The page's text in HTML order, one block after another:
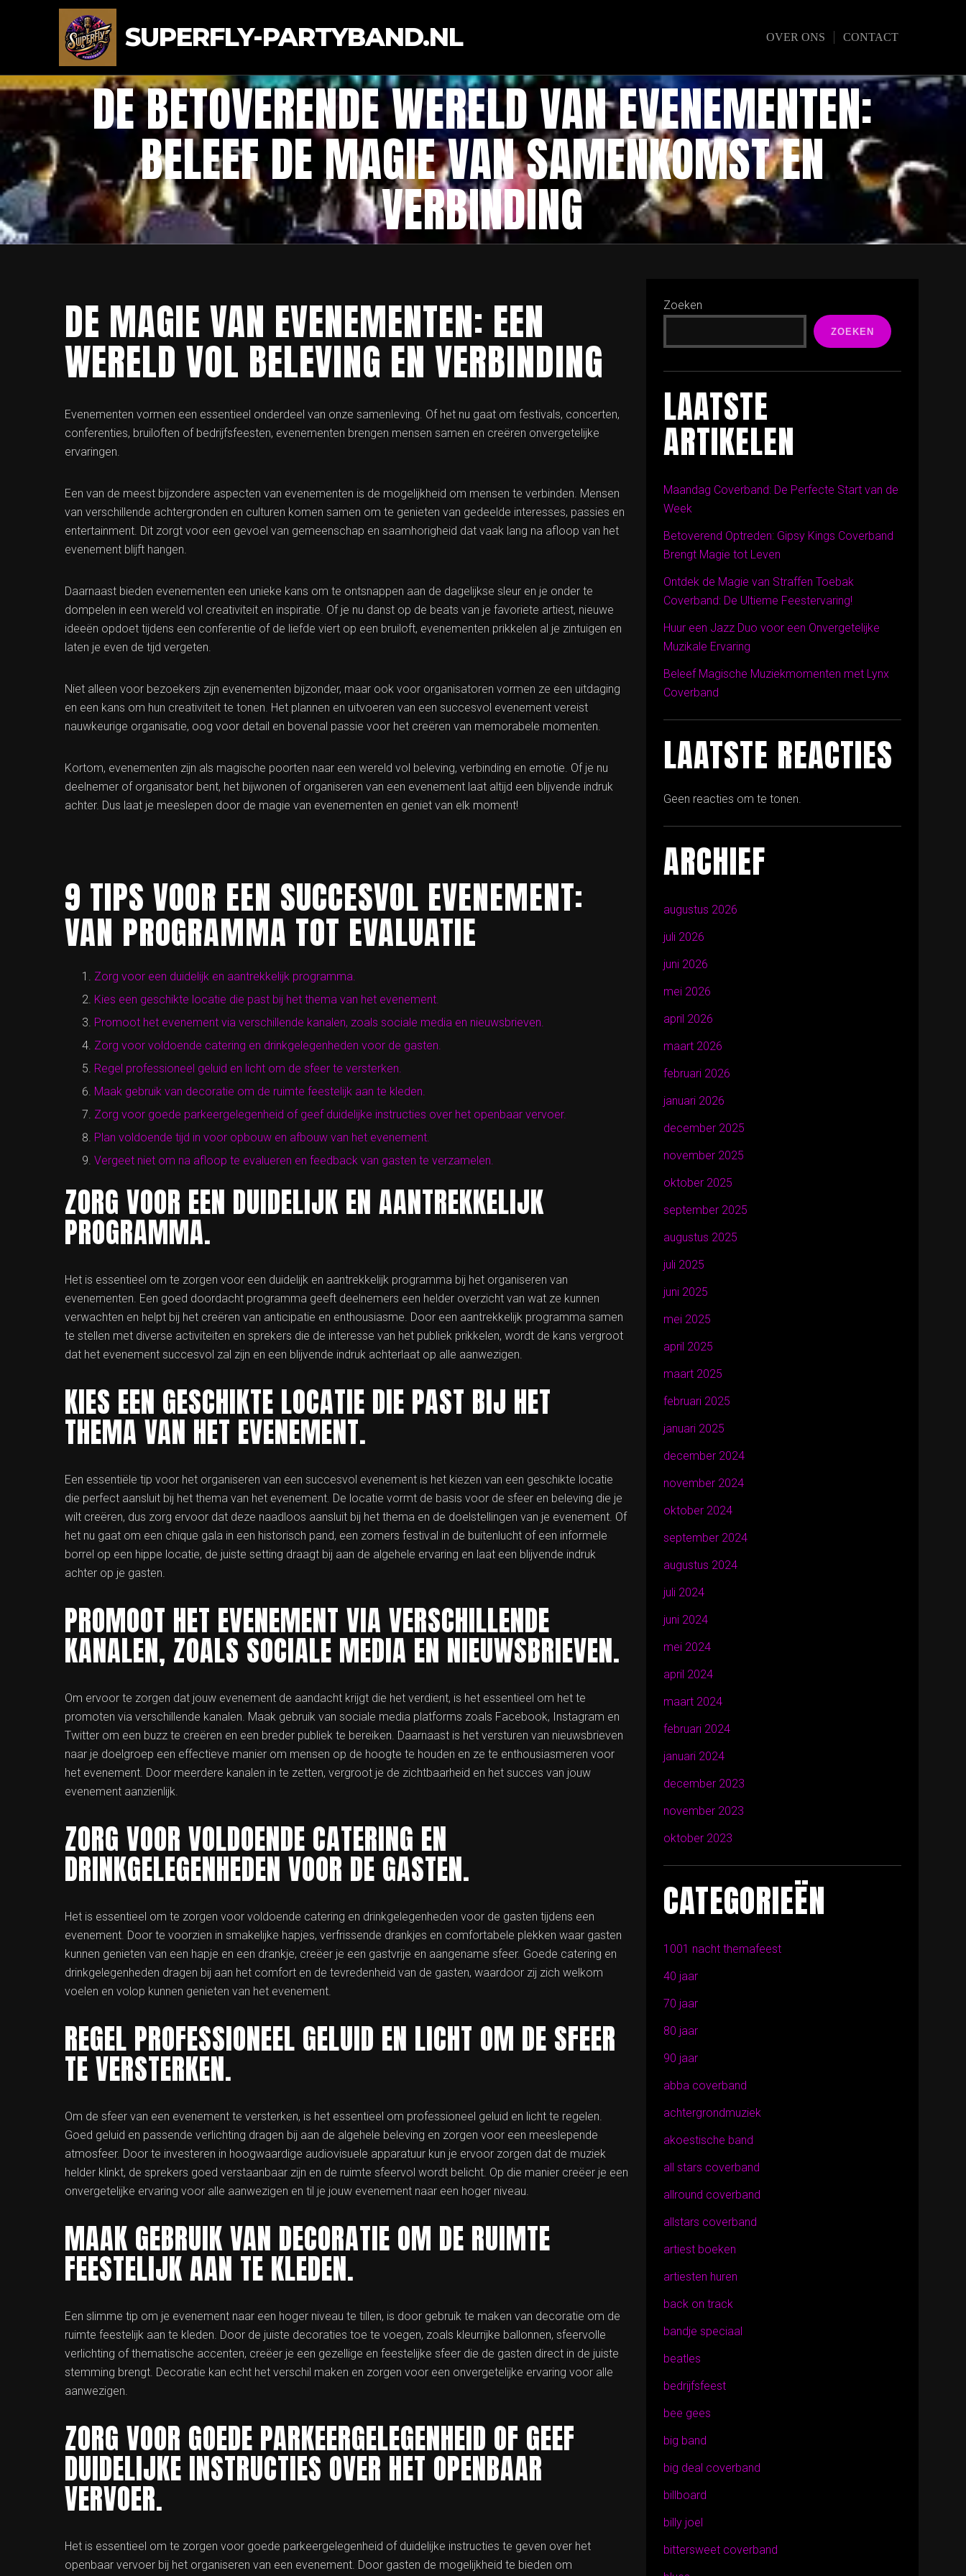
SUPERFLY-PARTYBAND.NL OVER ONS CONTACT
DE BETOVERENDE WERELD VAN EVENEMENTEN:
BELEEF DE MAGIE VAN SAMENKOMST EN
VERBINDING
DE MAGIE VAN EVENEMENTEN: EEN
WERELD VOL BELEVING EN VERBINDING
Evenementen vormen een essentieel onderdeel van onze samenleving. Of het nu gaat om festivals, concerten,
conferenties, bruiloften of bedrijfsfeesten, evenementen brengen mensen samen en creëren onvergetelijke
ervaringen.
Een van de meest bijzondere aspecten van evenementen is de mogelijkheid om mensen te verbinden. Mensen
van verschillende achtergronden en culturen komen samen om te genieten van gedeelde interesses, passies en
entertainment. Dit zorgt voor een gevoel van gemeenschap en saamhorigheid dat vaak lang na afloop van het
evenement blijft hangen.
Daarnaast bieden evenementen een unieke kans om te ontsnappen aan de dagelijkse sleur en je onder te
dompelen in een wereld vol creativiteit en inspiratie. Of je nu danst op de beats van je favoriete artiest, nieuwe
ideeën opdoet tijdens een conferentie of de liefde viert op een bruiloft, evenementen prikkelen al je zintuigen en
laten je even de tijd vergeten.
Niet alleen voor bezoekers zijn evenementen bijzonder, maar ook voor organisatoren vormen ze een uitdaging
en een kans om hun creativiteit te tonen. Het plannen en uitvoeren van een succesvol evenement vereist
nauwkeurige organisatie, oog voor detail en bovenal passie voor het creëren van memorabele momenten.
Kortom, evenementen zijn als magische poorten naar een wereld vol beleving, verbinding en emotie. Of je nu
deelnemer of organisator bent, het bijwonen of organiseren van een evenement laat altijd een blijvende indruk
achter. Dus laat je meeslepen door de magie van evenementen en geniet van elk moment!
9 TIPS VOOR EEN SUCCESVOL EVENEMENT:
VAN PROGRAMMA TOT EVALUATIE
Zorg voor een duidelijk en aantrekkelijk programma.
Kies een geschikte locatie die past bij het thema van het evenement.
Promoot het evenement via verschillende kanalen, zoals sociale media en nieuwsbrieven.
Zorg voor voldoende catering en drinkgelegenheden voor de gasten.
Regel professioneel geluid en licht om de sfeer te versterken.
Maak gebruik van decoratie om de ruimte feestelijk aan te kleden.
Zorg voor goede parkeergelegenheid of geef duidelijke instructies over het openbaar vervoer.
Plan voldoende tijd in voor opbouw en afbouw van het evenement.
Vergeet niet om na afloop te evalueren en feedback van gasten te verzamelen.
ZORG VOOR EEN DUIDELIJK EN AANTREKKELIJK
PROGRAMMA.
Het is essentieel om te zorgen voor een duidelijk en aantrekkelijk programma bij het organiseren van
evenementen. Een goed doordacht programma geeft deelnemers een helder overzicht van wat ze kunnen
verwachten en helpt bij het creëren van anticipatie en enthousiasme. Door een aantrekkelijk programma samen
te stellen met diverse activiteiten en sprekers die de interesse van het publiek prikkelen, wordt de kans vergroot
dat het evenement succesvol zal zijn en een blijvende indruk achterlaat op alle aanwezigen.
KIES EEN GESCHIKTE LOCATIE DIE PAST BIJ HET
THEMA VAN HET EVENEMENT.
Een essentiële tip voor het organiseren van een succesvol evenement is het kiezen van een geschikte locatie
die perfect aansluit bij het thema van het evenement. De locatie vormt de basis voor de sfeer en beleving die je
wilt creëren, dus zorg ervoor dat deze naadloos aansluit bij het thema en de doelstellingen van je evenement. Of
het nu gaat om een chique gala in een historisch pand, een zomers festival in de buitenlucht of een informele
borrel op een hippe locatie, de juiste setting draagt bij aan de algehele ervaring en laat een blijvende indruk
achter op je gasten.
PROMOOT HET EVENEMENT VIA VERSCHILLENDE
KANALEN, ZOALS SOCIALE MEDIA EN NIEUWSBRIEVEN.
Om ervoor te zorgen dat jouw evenement de aandacht krijgt die het verdient, is het essentieel om het te
promoten via verschillende kanalen. Maak gebruik van sociale media platforms zoals Facebook, Instagram en
Twitter om een buzz te creëren en een breder publiek te bereiken. Daarnaast is het versturen van nieuwsbrieven
naar je doelgroep een effectieve manier om mensen op de hoogte te houden en ze te enthousiasmeren voor
het evenement. Door meerdere kanalen in te zetten, vergroot je de zichtbaarheid en het succes van jouw
evenement aanzienlijk.
ZORG VOOR VOLDOENDE CATERING EN
DRINKGELEGENHEDEN VOOR DE GASTEN.
Het is essentieel om te zorgen voor voldoende catering en drinkgelegenheden voor de gasten tijdens een
evenement. Door te voorzien in smakelijke hapjes, verfrissende drankjes en comfortabele plekken waar gasten
kunnen genieten van een hapje en een drankje, creëer je een gastvrije en aangename sfeer. Goede catering en
drinkgelegenheden dragen bij aan het comfort en de tevredenheid van de gasten, waardoor zij zich welkom
voelen en volop kunnen genieten van het evenement.
REGEL PROFESSIONEEL GELUID EN LICHT OM DE SFEER
TE VERSTERKEN.
Om de sfeer van een evenement te versterken, is het essentieel om professioneel geluid en licht te regelen.
Goed geluid en passende verlichting dragen bij aan de algehele beleving en zorgen voor een meeslepende
atmosfeer. Door te investeren in hoogwaardige audiovisuele apparatuur kun je ervoor zorgen dat de muziek
helder klinkt, de sprekers goed verstaanbaar zijn en de ruimte sfeervol wordt belicht. Op die manier creëer je een
onvergetelijke ervaring voor alle aanwezigen en til je jouw evenement naar een hoger niveau.
MAAK GEBRUIK VAN DECORATIE OM DE RUIMTE
FEESTELIJK AAN TE KLEDEN.
Een slimme tip om je evenement naar een hoger niveau te tillen, is door gebruik te maken van decoratie om de
ruimte feestelijk aan te kleden. Door de juiste decoraties toe te voegen, zoals kleurrijke ballonnen, sfeervolle
verlichting of thematische accenten, creëer je een gezellige en feestelijke sfeer die de gasten direct in de juiste
stemming brengt. Decoratie kan echt het verschil maken en zorgen voor een onvergetelijke ervaring voor alle
aanwezigen.
ZORG VOOR GOEDE PARKEERGELEGENHEID OF GEEF
DUIDELIJKE INSTRUCTIES OVER HET OPENBAAR
VERVOER.
Het is essentieel om te zorgen voor goede parkeergelegenheid of duidelijke instructies te geven over het
openbaar vervoer bij het organiseren van een evenement. Door gasten de mogelijkheid te bieden om
Zoeken
ZOEKEN
LAATSTE
ARTIKELEN
Maandag Coverband: De Perfecte Start van de
Week
Betoverend Optreden: Gipsy Kings Coverband
Brengt Magie tot Leven
Ontdek de Magie van Straffen Toebak
Coverband: De Ultieme Feestervaring!
Huur een Jazz Duo voor een Onvergetelijke
Muzikale Ervaring
Beleef Magische Muziekmomenten met Lynx
Coverband
LAATSTE REACTIES
Geen reacties om te tonen.
ARCHIEF
augustus 2026
juli 2026
juni 2026
mei 2026
april 2026
maart 2026
februari 2026
januari 2026
december 2025
november 2025
oktober 2025
september 2025
augustus 2025
juli 2025
juni 2025
mei 2025
april 2025
maart 2025
februari 2025
januari 2025
december 2024
november 2024
oktober 2024
september 2024
augustus 2024
juli 2024
juni 2024
mei 2024
april 2024
maart 2024
februari 2024
januari 2024
december 2023
november 2023
oktober 2023
CATEGORIEËN
1001 nacht themafeest
40 jaar
70 jaar
80 jaar
90 jaar
abba coverband
achtergrondmuziek
akoestische band
all stars coverband
allround coverband
allstars coverband
artiest boeken
artiesten huren
back on track
bandje speciaal
beatles
bedrijfsfeest
bee gees
big band
big deal coverband
billboard
billy joel
bittersweet coverband